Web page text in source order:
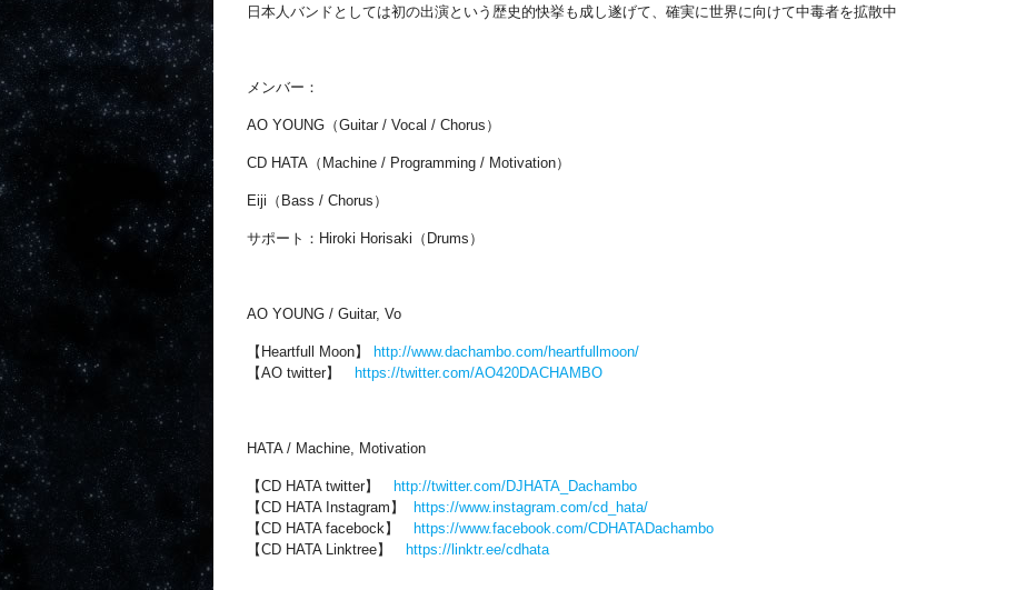
日本人バンドとしては初の出演という歴史的快挙も成し遂げて、確実に世界に向けて中毒者を拡散中
メンバー：
AO YOUNG（Guitar / Vocal / Chorus）
CD HATA（Machine / Programming / Motivation）
Eiji（Bass / Chorus）
サポート：Hiroki Horisaki（Drums）
AO YOUNG / Guitar, Vo
【Heartfull Moon】
http://www.dachambo.com/heartfullmoon/
【AO twitter】
https://twitter.com/AO420DACHAMBO
HATA / Machine, Motivation
【CD HATA twitter】
http://twitter.com/DJHATA_Dachambo
【CD HATA Instagram】
https://www.instagram.com/cd_hata/
【CD HATA facebock】
https://www.facebook.com/CDHATADachambo
【CD HATA Linktree】
https://linktr.ee/cdhata